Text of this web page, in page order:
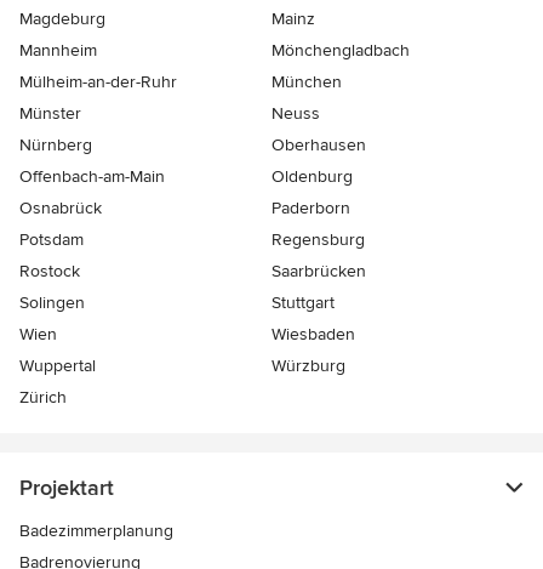
Magdeburg
Mainz
Mannheim
Mönchen­gladbach
Mülheim-an-der-Ruhr
München
Münster
Neuss
Nürnberg
Oberhausen
Offenbach-am-Main
Oldenburg
Osnabrück
Paderborn
Potsdam
Regensburg
Rostock
Saarbrücken
Solingen
Stuttgart
Wien
Wiesbaden
Wuppertal
Würzburg
Zürich
Projektart
Badezimmerplanung
Badrenovierung